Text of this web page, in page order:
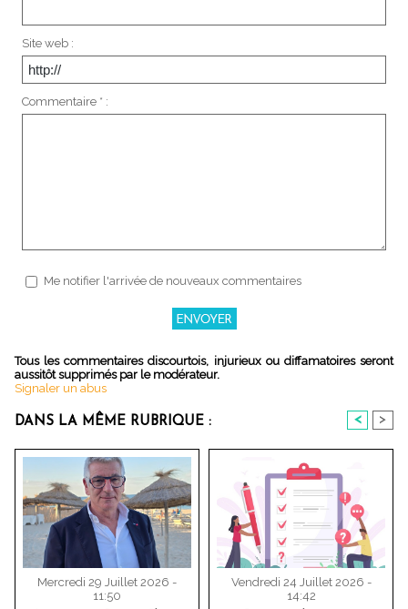
Site web :
Commentaire * :
Me notifier l'arrivée de nouveaux commentaires
Tous les commentaires discourtois, injurieux ou diffamatoires seront
aussitôt supprimés par le modérateur.
Signaler un abus
DANS LA MÊME RUBRIQUE : < >
Mercredi 29 Juillet 2026 -
11:50
Vendredi 24 Juillet 2026 -
14:42